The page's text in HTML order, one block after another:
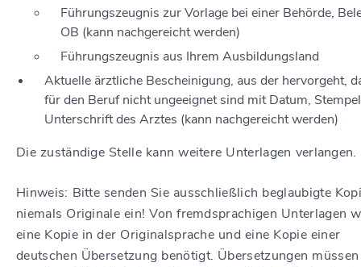
Führungszeugnis zur Vorlage bei einer Behörde,
OB (kann nachgereicht werden)
Führungszeugnis aus Ihrem Ausbildungsland
Aktuelle ärztliche Bescheinigung, aus der hervorgeht,
für den Beruf nicht ungeeignet sind mit Datum,
Unterschrift des Arztes (kann nachgereicht werden)
Die zuständige Stelle kann weitere Unterlagen verlangen.
Hinweis: Bitte senden Sie ausschließlich beglaubigte
niemals Originale ein! Von fremdsprachigen Unterlagen
eine Kopie in der Originalsprache und eine Kopie einer
deutschen Übersetzung benötigt. Übersetzungen